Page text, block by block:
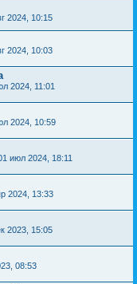
2024, 10:15
2024, 10:03
2024, 11:01
2024, 10:59
июл 2024, 18:11
2024, 13:33
2023, 15:05
08:53